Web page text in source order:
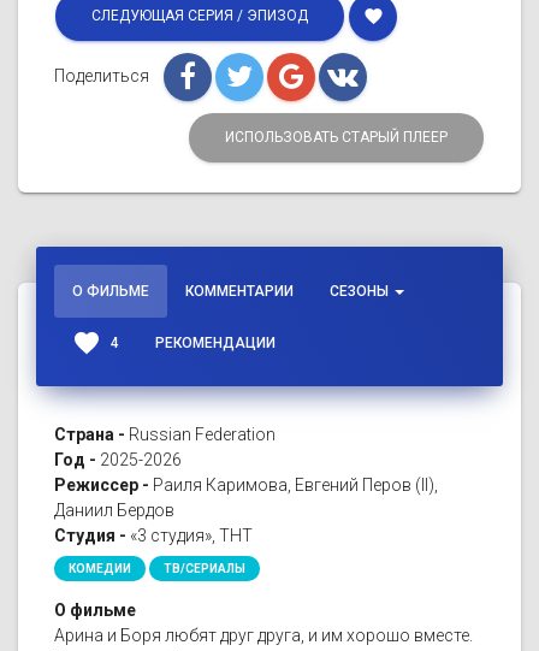
СЛЕДУЮЩАЯ СЕРИЯ / ЭПИЗОД favorite
Поделиться
ИСПОЛЬЗОВАТЬ СТАРЫЙ ПЛЕЕР
О ФИЛЬМЕ КОММЕНТАРИИ СЕЗОНЫ
favorite 4 РЕКОМЕНДАЦИИ
Страна - Russian Federation
Год - 2025-2026
Режиссер - Раиля Каримова, Евгений Перов (II),
Даниил Бердов
Студия - «3 студия», ТНТ
КОМЕДИИ ТВ/СЕРИАЛЫ
О фильме
Арина и Боря любят друг друга, и им хорошо вместе.